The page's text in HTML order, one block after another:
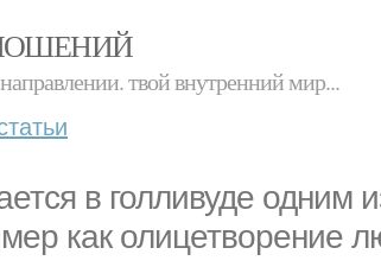
твой внутренний мир...
в голливуде одним
как олицетворение